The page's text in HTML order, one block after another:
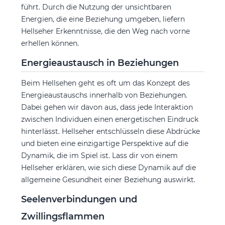
führt. Durch die Nutzung der unsichtbaren
Energien, die eine Beziehung umgeben, liefern
Hellseher Erkenntnisse, die den Weg nach vorne
erhellen können.
Energieaustausch in Beziehungen
Beim Hellsehen geht es oft um das Konzept des
Energieaustauschs innerhalb von Beziehungen.
Dabei gehen wir davon aus, dass jede Interaktion
zwischen Individuen einen energetischen Eindruck
hinterlässt. Hellseher entschlüsseln diese Abdrücke
und bieten eine einzigartige Perspektive auf die
Dynamik, die im Spiel ist. Lass dir von einem
Hellseher erklären, wie sich diese Dynamik auf die
allgemeine Gesundheit einer Beziehung auswirkt.
Seelenverbindungen und
Zwillingsflammen